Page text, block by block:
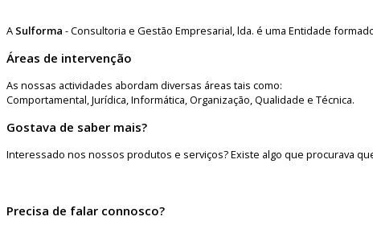
A Sulforma - Consultoria e Gestão Empresarial, lda. é uma Entidade
Áreas de intervenção
As nossas actividades abordam diversas áreas tais como:
Comportamental, Jurídica, Informática, Organização, Qualidade e Técnica.
Gostava de saber mais?
Interessado nos nossos produtos e serviços? Existe algo que procurava
Precisa de falar connosco?